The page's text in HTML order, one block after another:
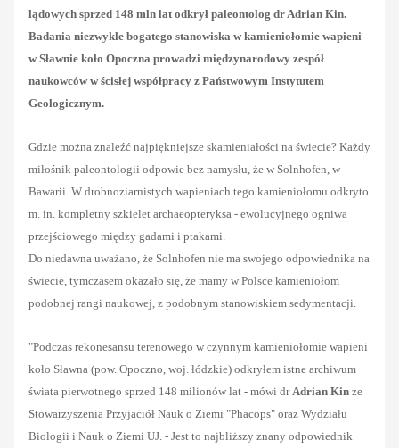
lądowych sprzed 148 mln lat odkrył paleontolog dr Adrian Kin.
Badania niezwykle bogatego stanowiska w kamieniołomie wapieni
w Sławnie koło Opoczna prowadzi międzynarodowy zespół
naukowców w ścisłej współpracy z Państwowym Instytutem
Geologicznym.
Gdzie można znaleźć najpiękniejsze skamieniałości na świecie? Każdy
miłośnik paleontologii odpowie bez namysłu, że w Solnhofen, w
Bawarii. W drobnoziarnistych wapieniach tego kamieniołomu odkryto
m. in. kompletny szkielet archaeopteryksa - ewolucyjnego ogniwa
przejściowego między gadami i ptakami.
Do niedawna uważano, że Solnhofen nie ma swojego odpowiednika na
świecie, tymczasem okazało się, że mamy w Polsce kamieniołom
podobnej rangi naukowej, z podobnym stanowiskiem sedymentacji.
"Podczas rekonesansu terenowego w czynnym kamieniołomie wapieni
koło Sławna (pow. Opoczno, woj. łódzkie) odkryłem istne archiwum
świata pierwotnego sprzed 148 milionów lat - mówi drAdrian Kin ze
Stowarzyszenia Przyjaciół Nauk o Ziemi "Phacops" oraz Wydziału
Biologii i Nauk o Ziemi UJ. - Jest to najbliższy znany odpowiednik